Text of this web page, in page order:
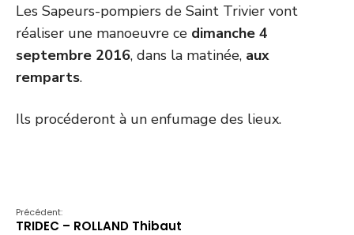
Les Sapeurs-pompiers de Saint Trivier vont
réaliser une manoeuvre ce dimanche 4
septembre 2016, dans la matinée, aux
remparts.
Ils procéderont à un enfumage des lieux.
Précédent:
TRIDEC – ROLLAND Thibaut